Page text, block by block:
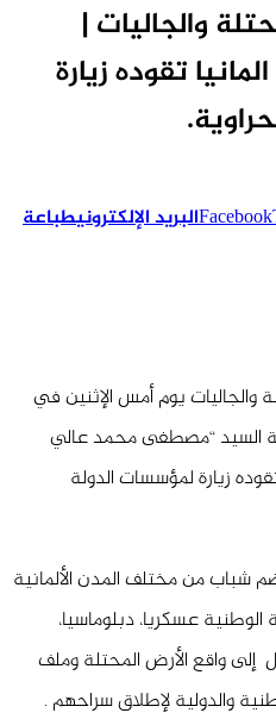
والجاليات |
تقوده زيارة
Facebookالبريد الإلكترونيطباعة
والجاليات يوم أمس الإثنين في
السيد “مصطفى محمد عالي
زيارة لمؤسسات الدولة
شباب من مختلف المدن الألمانية
عسكريا، دبلوماسيا،
إلى واقع الأرض المحتلة وملف
والدولية لإطلاق سراحهم .